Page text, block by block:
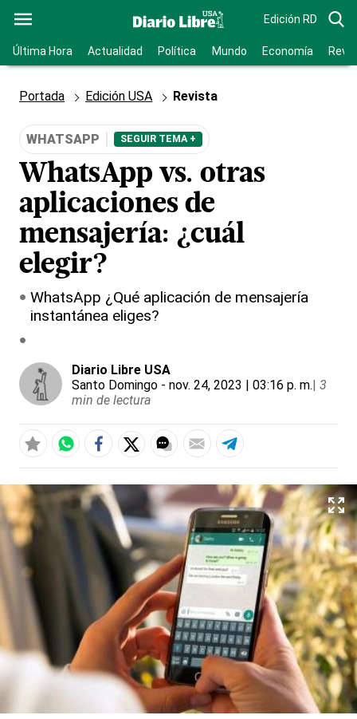
Edición RD
Última Hora Actualidad Política Mundo Economía
Portada Edición USA Revista
WHATSAPP SEGUIR TEMA +
WhatsApp vs. otras
aplicaciones de
mensajería: ¿cuál
elegir?
WhatsApp ¿Qué aplicación de mensajería
instantánea eliges?
Diario Libre USA
Santo Domingo - nov. 24, 2023 | 03:16 p. m.| 3
min de lectura